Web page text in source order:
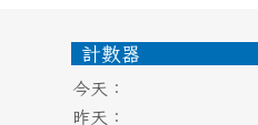
頁尾區域內容
計數器
今天：
昨天：